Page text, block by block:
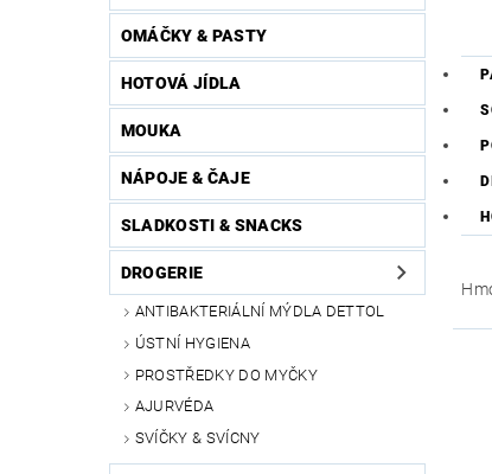
OMÁČKY & PASTY
HOTOVÁ JÍDLA
MOUKA
NÁPOJE & ČAJE
SLADKOSTI & SNACKS
DROGERIE
ANTIBAKTERIÁLNÍ MÝDLA DETTOL
ÚSTNÍ HYGIENA
PROSTŘEDKY DO MYČKY
AJURVÉDA
SVÍČKY & SVÍCNY